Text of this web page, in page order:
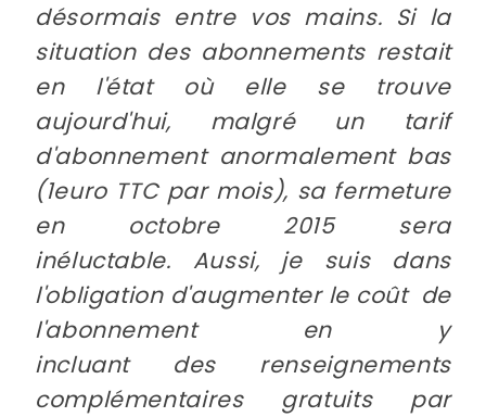
désormais entre vos mains. Si la
situation des abonnements restait
en l'état où elle se trouve
aujourd'hui, malgré un tarif
d'abonnement anormalement bas
(1euro TTC par mois), sa fermeture
en octobre 2015 sera
inéluctable. Aussi, je suis dans
l'obligation d'augmenter le coût de
l'abonnement en y
incluant des renseignements
complémentaires gratuits par